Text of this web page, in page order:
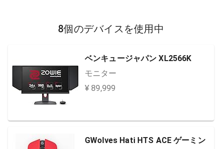
8個のデバイスを使用中
ベンキュージャパン XL2566K
モニター
¥ 89,999
GWolves Hati HTS ACE ゲーミン